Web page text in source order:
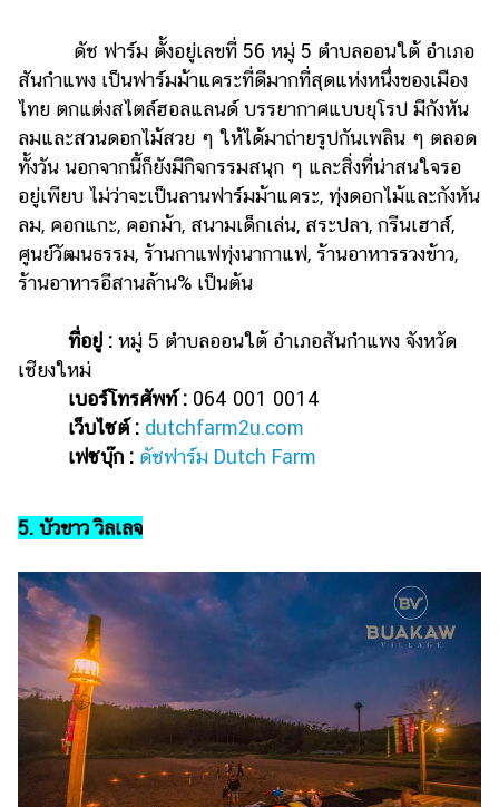
ดัช ฟาร์ม ตั้งอยู่เลขที่ 56 หมู่ 5 ตำบลออนใต้ อำเภอ
สันกำแพง เป็นฟาร์มม้าแคระที่ดีมากที่สุดแห่งหนึ่งของเมือง
ไทย ตกแต่งสไตล์ฮอลแลนด์ บรรยากาศแบบยุโรป มีกังหัน
ลมและสวนดอกไม้สวย ๆ ให้ได้มาถ่ายรูปกันเพลิน ๆ ตลอด
ทั้งวัน นอกจากนี้ก็ยังมีกิจกรรมสนุก ๆ และสิ่งที่น่าสนใจรอ
อยู่เพียบ ไม่ว่าจะเป็นลานฟาร์มม้าแคระ, ทุ่งดอกไม้และกังหัน
ลม, คอกแกะ, คอกม้า, สนามเด็กเล่น, สระปลา, กรีนเฮาส์,
ศูนย์วัฒนธรรม, ร้านกาแฟทุ่งนากาแฟ, ร้านอาหารรวงข้าว,
ร้านอาหารอีสานล้าน% เป็นต้น
ที่อยู่ : หมู่ 5 ตำบลออนใต้ อำเภอสันกำแพง จังหวัด
เชียงใหม่
เบอร์โทรศัพท์ : 064 001 0014
เว็บไซต์ : dutchfarm2u.com
เฟซบุ๊ก : ดัชฟาร์ม Dutch Farm
5. บัวขาว วิลเลจ